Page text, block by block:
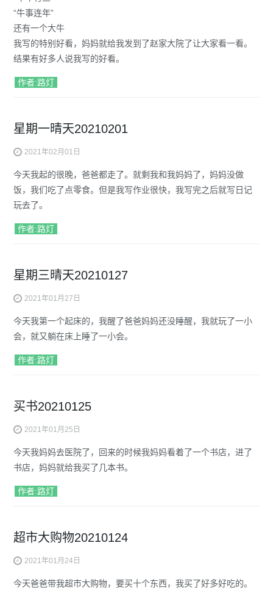
“牛事连年”
还有一个大牛
我写的特别好看，妈妈就给我发到了赵家大院了让大家看一看。
结果有好多人说我写的好看。
作者:路灯
星期一晴天20210201
2021年02月01日
今天我起的很晚，爸爸都走了。就剩我和我妈妈了，妈妈没做
饭，我们吃了点零食。但是我写作业很快，我写完之后就写日记
玩去了。
作者:路灯
星期三晴天20210127
2021年01月27日
今天我第一个起床的，我醒了爸爸妈妈还没睡醒，我就玩了一小
会，就又躺在床上睡了一小会。
作者:路灯
买书20210125
2021年01月25日
今天我妈妈去医院了，回来的时候我妈妈看着了一个书店，进了
书店，妈妈就给我买了几本书。
作者:路灯
超市大购物20210124
2021年01月24日
今天爸爸带我超市大购物，要买十个东西，我买了好多好吃的。